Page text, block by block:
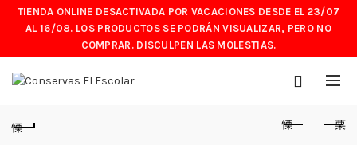
TIENDA ONLINE DESACTIVADA POR VACACIONES DESDE EL 23/07
AL 16/08. LOS PRODUCTOS SE PODRÁN VISUALIZAR, PERO NO
COMPRAR. DISCULPEN LAS MOLESTIAS.